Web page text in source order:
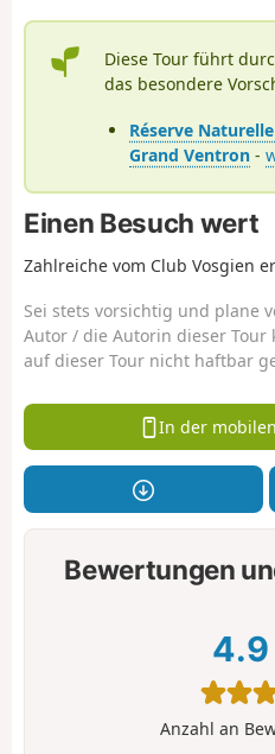
Diese Tour führt
das besondere
Réserve
Grand Ventron -
Einen Besuch wert
Zahlreiche vom Club Vosgien
Sei stets vorsichtig und plane
Autor / die Autorin dieser Tour
auf dieser Tour nicht haftbar
In der
Bewertungen
4.9
Anzahl an